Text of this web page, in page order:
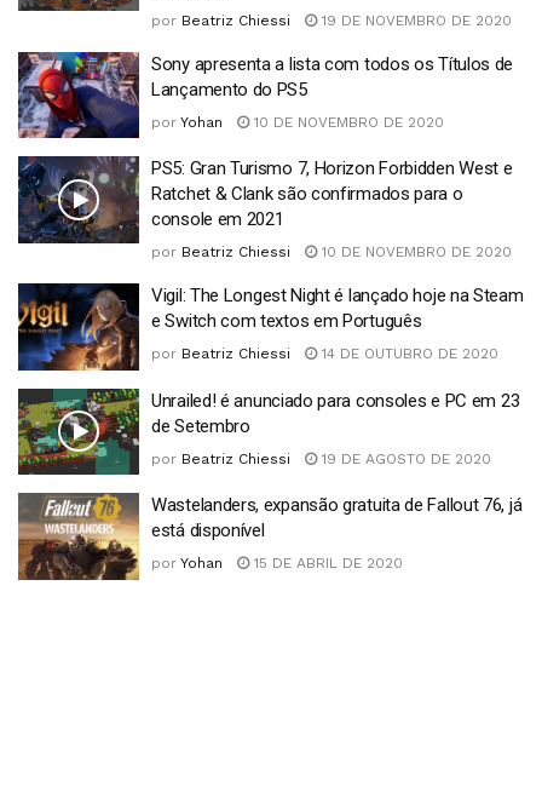
por Beatriz Chiessi 19 DE NOVEMBRO DE 2020
Sony apresenta a lista com todos os Títulos de
Lançamento do PS5
por Yohan 10 DE NOVEMBRO DE 2020
PS5: Gran Turismo 7, Horizon Forbidden West e
Ratchet & Clank são confirmados para o
console em 2021
por Beatriz Chiessi 10 DE NOVEMBRO DE 2020
Vigil: The Longest Night é lançado hoje na Steam
e Switch com textos em Português
por Beatriz Chiessi 14 DE OUTUBRO DE 2020
Unrailed! é anunciado para consoles e PC em 23
de Setembro
por Beatriz Chiessi 19 DE AGOSTO DE 2020
Wastelanders, expansão gratuita de Fallout 76, já
está disponível
por Yohan 15 DE ABRIL DE 2020